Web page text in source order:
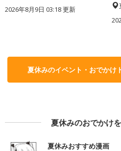
2026年8月9日 03:18更新
夏休みのイベント・おでかけ
夏休みのおでかけ
夏休みおすすめ漫画